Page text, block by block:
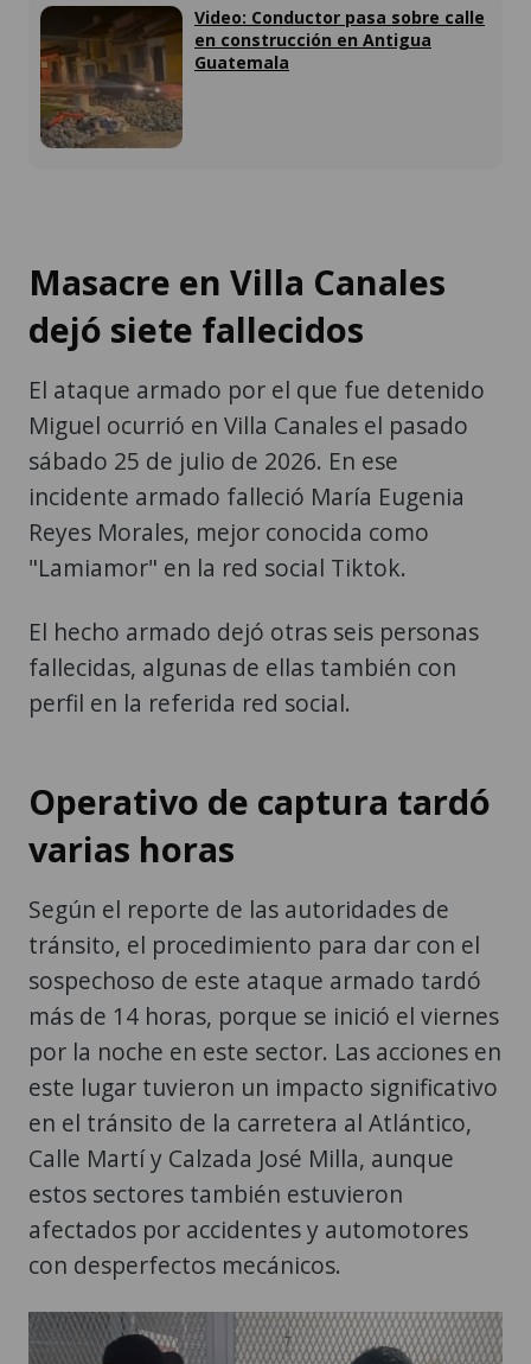
Video: Conductor pasa sobre calle
en construcción en Antigua
Guatemala
Masacre en Villa Canales
dejó siete fallecidos
El ataque armado por el que fue detenido
Miguel ocurrió en Villa Canales el pasado
sábado 25 de julio de 2026. En ese
incidente armado falleció María Eugenia
Reyes Morales, mejor conocida como
"Lamiamor" en la red social Tiktok.
El hecho armado dejó otras seis personas
fallecidas, algunas de ellas también con
perfil en la referida red social.
Operativo de captura tardó
varias horas
Según el reporte de las autoridades de
tránsito, el procedimiento para dar con el
sospechoso de este ataque armado tardó
más de 14 horas, porque se inició el viernes
por la noche en este sector. Las acciones en
este lugar tuvieron un impacto significativo
en el tránsito de la carretera al Atlántico,
Calle Martí y Calzada José Milla, aunque
estos sectores también estuvieron
afectados por accidentes y automotores
con desperfectos mecánicos.